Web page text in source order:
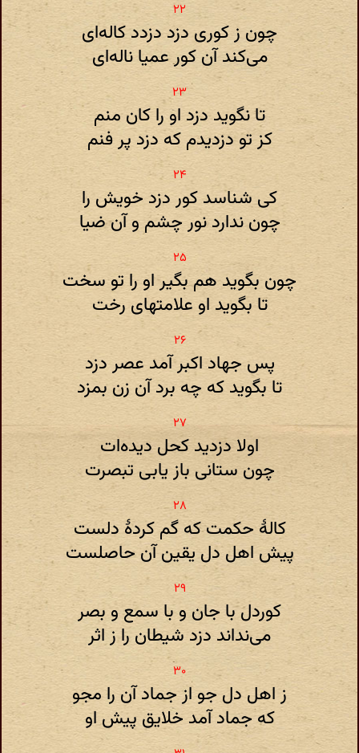
چون ز کوری دزد دزدد کاله‌ای
می‌کند آن کور عمیا ناله‌ای
تا نگوید دزد او را کان منم
کز تو دزدیدم که دزد پر فنم
کی شناسد کور دزد خویش را
چون ندارد نور چشم و آن ضیا
چون بگوید هم بگیر او را تو سخت
تا بگوید او علامتهای رخت
پس جهاد اکبر آمد عصر دزد
تا بگوید که چه برد آن زن بمزد
اولا دزدید کحل دیده‌ات
چون ستانی باز یابی تبصرت
کالهٔ حکمت که گم کردهٔ دلست
پیش اهل دل یقین آن حاصلست
کوردل با جان و با سمع و بصر
می‌نداند دزد شیطان را ز اثر
ز اهل دل جو از جماد آن را مجو
که جماد آمد خلایق پیش او